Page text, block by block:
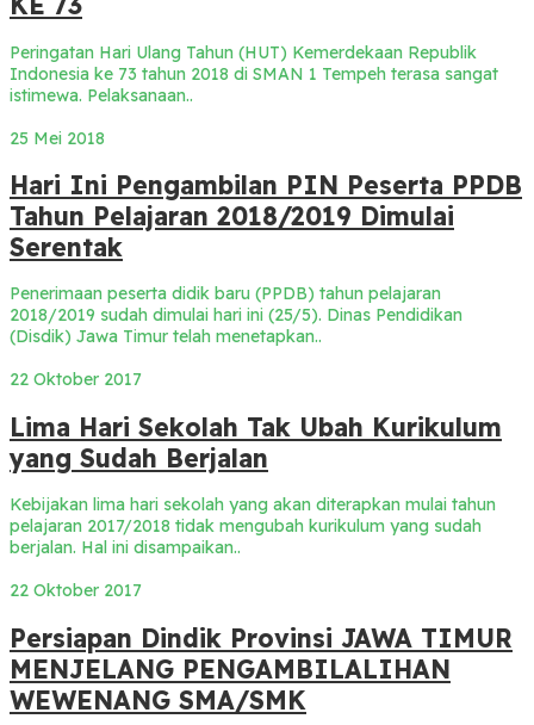
Peringatan Hari Ulang Tahun (HUT) Kemerdekaan Republik
Indonesia ke 73 tahun 2018 di SMAN 1 Tempeh terasa sangat
istimewa. Pelaksanaan..
25 Mei 2018
Hari Ini Pengambilan PIN Peserta PPDB
Tahun Pelajaran 2018/2019 Dimulai
Serentak
Penerimaan peserta didik baru (PPDB) tahun pelajaran
2018/2019 sudah dimulai hari ini (25/5). Dinas Pendidikan
(Disdik) Jawa Timur telah menetapkan..
22 Oktober 2017
Lima Hari Sekolah Tak Ubah Kurikulum
yang Sudah Berjalan
Kebijakan lima hari sekolah yang akan diterapkan mulai tahun
pelajaran 2017/2018 tidak mengubah kurikulum yang sudah
berjalan. Hal ini disampaikan..
22 Oktober 2017
Persiapan Dindik Provinsi JAWA TIMUR
MENJELANG PENGAMBILALIHAN
WEWENANG SMA/SMK